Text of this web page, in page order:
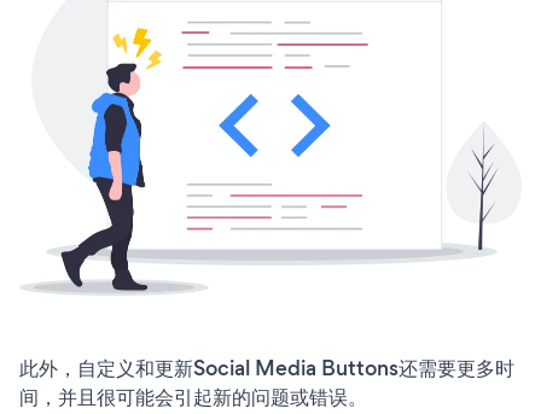
此外，自定义和更新Social Media Buttons还需要更多时
间，并且很可能会引起新的问题或错误。